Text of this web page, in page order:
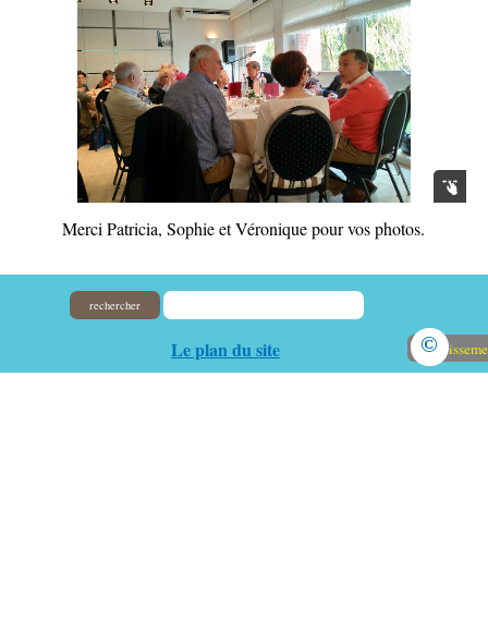
Merci Patricia, Sophie et Véronique pour vos photos.
rechercher
Le plan du site ©